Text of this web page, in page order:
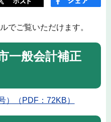
でご覧いただけます。
一般会計補正
）（PDF：72KB）